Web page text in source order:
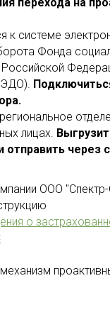
к системе
Фонда
Российской
лицах.
отправить через
ООО
о